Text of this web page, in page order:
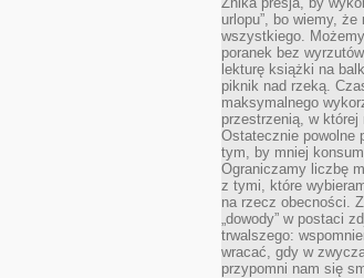
urlopu”, bo wiemy,
wszystkiego.
poranek bez
lekturę książki na
piknik nad rzeką.
maksymalnego
przestrzenią, w
Ostatecznie powolne
tym, by mniej
Ograniczamy liczbę
z tymi, które
na rzecz obecności.
„dowody” w postaci
trwalszego:
wracać, gdy w
przypomni nam się